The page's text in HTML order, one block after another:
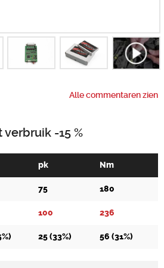
Alle commentaren zien
-15 %
pk Nm
75 180
100 236
25 (33%) 56 (31%)